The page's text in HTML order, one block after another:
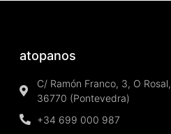
atopanos
C/ Ramón Franco, 3, O Rosal,
36770 (Pontevedra)
+34 699 000 987